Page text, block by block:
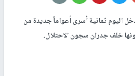
اليوم ثمانية أسرى أعواماً جديدة من
خلف جدران سجون الاحتلال.